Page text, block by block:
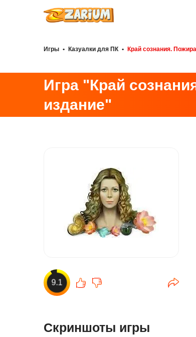
Игры • Казуалки для ПК • Край сознания.
Игра "Край
издание"
9.1
Скриншоты игры